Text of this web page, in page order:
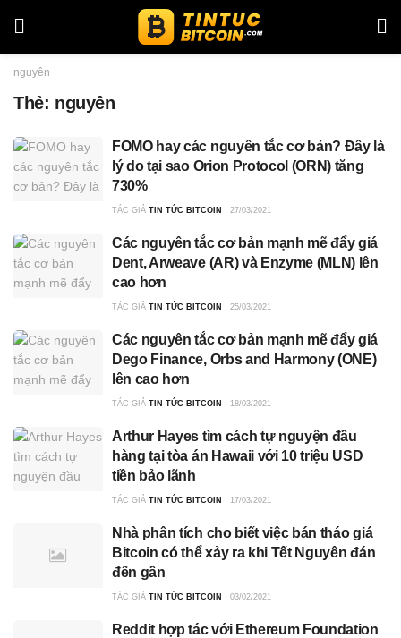
nguyên
Thẻ: nguyên
FOMO hay các nguyên tắc cơ bản? Đây là
lý do tại sao Orion Protocol (ORN) tăng
730%
TÁC GIẢ TIN TỨC BITCOIN 27/03/2021
Các nguyên tắc cơ bản mạnh mẽ đẩy giá
Dent, Arweave (AR) và Enzyme (MLN) lên
cao hơn
TÁC GIẢ TIN TỨC BITCOIN 25/03/2021
Các nguyên tắc cơ bản mạnh mẽ đẩy giá
Dego Finance, Orbs and Harmony (ONE)
lên cao hơn
TÁC GIẢ TIN TỨC BITCOIN 18/03/2021
Arthur Hayes tìm cách tự nguyện đầu
hàng tại tòa án Hawaii với 10 triệu USD
tiền bảo lãnh
TÁC GIẢ TIN TỨC BITCOIN 17/03/2021
Nhà phân tích cho biết việc bán tháo giá
Bitcoin có thể xảy ra khi Tết Nguyên đán
đến gần
TÁC GIẢ TIN TỨC BITCOIN 03/02/2021
Reddit hợp tác với Ethereum Foundation